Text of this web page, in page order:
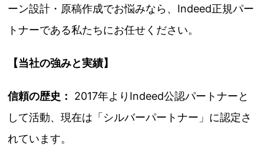
ーン設計・原稿作成でお悩みなら、Indeed正規パー
トナーである私たちにお任せください。
【当社の強みと実績】
信頼の歴史：
2017年よりIndeed公認パートナーと
して活動、現在は「シルバーパートナー」に認定さ
れています。